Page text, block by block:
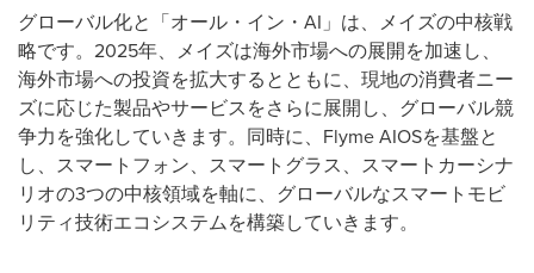
グローバル化と「オール・イン・AI」は、メイズの中核戦
略です。2025年、メイズは海外市場への展開を加速し、
海外市場への投資を拡大するとともに、現地の消費者ニー
ズに応じた製品やサービスをさらに展開し、グローバル競
争力を強化していきます。同時に、Flyme AIOSを基盤と
し、スマートフォン、スマートグラス、スマートカーシナ
リオの3つの中核領域を軸に、グローバルなスマートモビ
リティ技術エコシステムを構築していきます。